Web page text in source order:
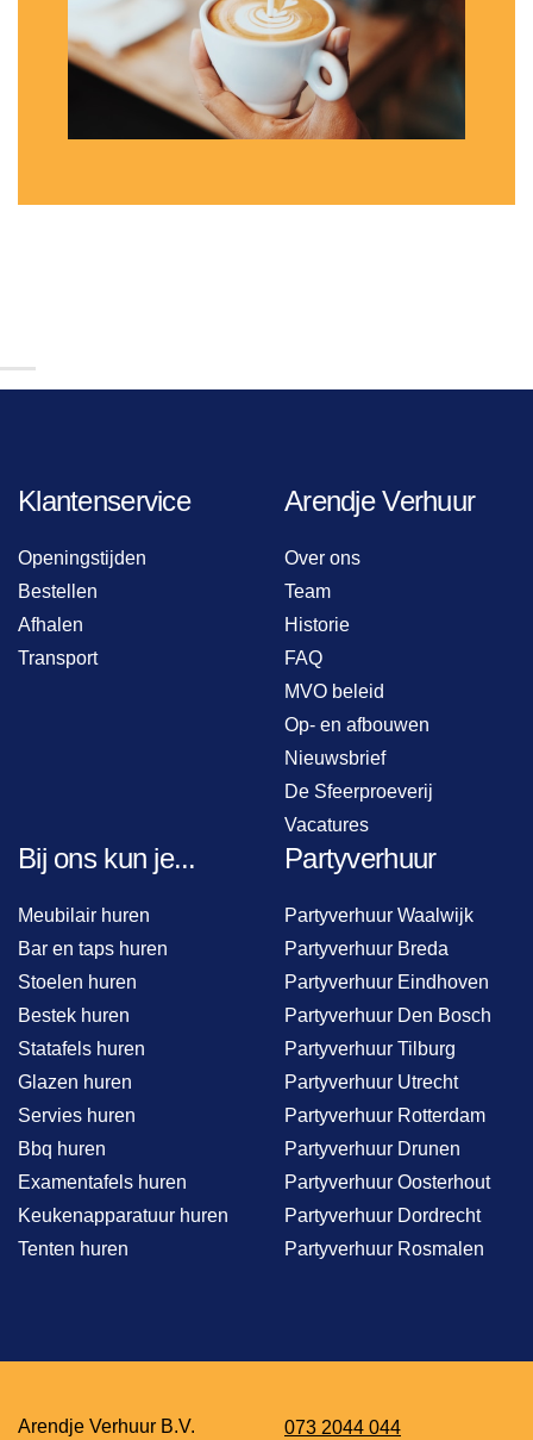
Klantenservice
Openingstijden
Bestellen
Afhalen
Transport
Arendje Verhuur
Over ons
Team
Historie
FAQ
MVO beleid
Op- en afbouwen
Nieuwsbrief
De Sfeerproeverij
Vacatures
Bij ons kun je...
Meubilair huren
Bar en taps huren
Stoelen huren
Bestek huren
Statafels huren
Glazen huren
Servies huren
Bbq huren
Examentafels huren
Keukenapparatuur huren
Tenten huren
Partyverhuur
Partyverhuur Waalwijk
Partyverhuur Breda
Partyverhuur Eindhoven
Partyverhuur Den Bosch
Partyverhuur Tilburg
Partyverhuur Utrecht
Partyverhuur Rotterdam
Partyverhuur Drunen
Partyverhuur Oosterhout
Partyverhuur Dordrecht
Partyverhuur Rosmalen
Arendje Verhuur B.V. 073 2044 044